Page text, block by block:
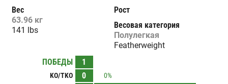
Вес
63.96 кг
141 lbs
Рост
Весовая категория
Полулегкая
Featherweight
ПОБЕДЫ
1
KO/TKO 0
0%